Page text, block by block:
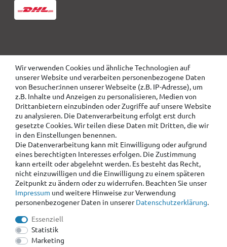
Wir verwenden Cookies und ähnliche Technologien auf
unserer Website und verarbeiten personenbezogene Daten
von Besucher:innen unserer Webseite (z.B. IP-Adresse), um
z.B. Inhalte und Anzeigen zu personalisieren, Medien von
Drittanbietern einzubinden oder Zugriffe auf unsere Website
zu analysieren. Die Datenverarbeitung erfolgt erst durch
gesetzte Cookies. Wir teilen diese Daten mit Dritten, die wir
in den Einstellungen benennen.
Die Datenverarbeitung kann mit Einwilligung oder aufgrund
eines berechtigten Interesses erfolgen. Die Zustimmung
kann erteilt oder abgelehnt werden. Es besteht das Recht,
nicht einzuwilligen und die Einwilligung zu einem späteren
Zeitpunkt zu ändern oder zu widerrufen. Beachten Sie unser
Impressum und weitere Hinweise zur Verwendung
personenbezogener Daten in unsererDaten­schutz­erklärung.
Essenziell
Statistik
Marketing